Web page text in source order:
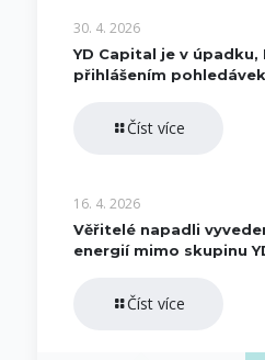
30. 4. 2026
YD Capital je v úpadku,
přihlášením
Číst více
16. 4. 2026
Věřitelé napadli
energií mimo skupinu
Číst více